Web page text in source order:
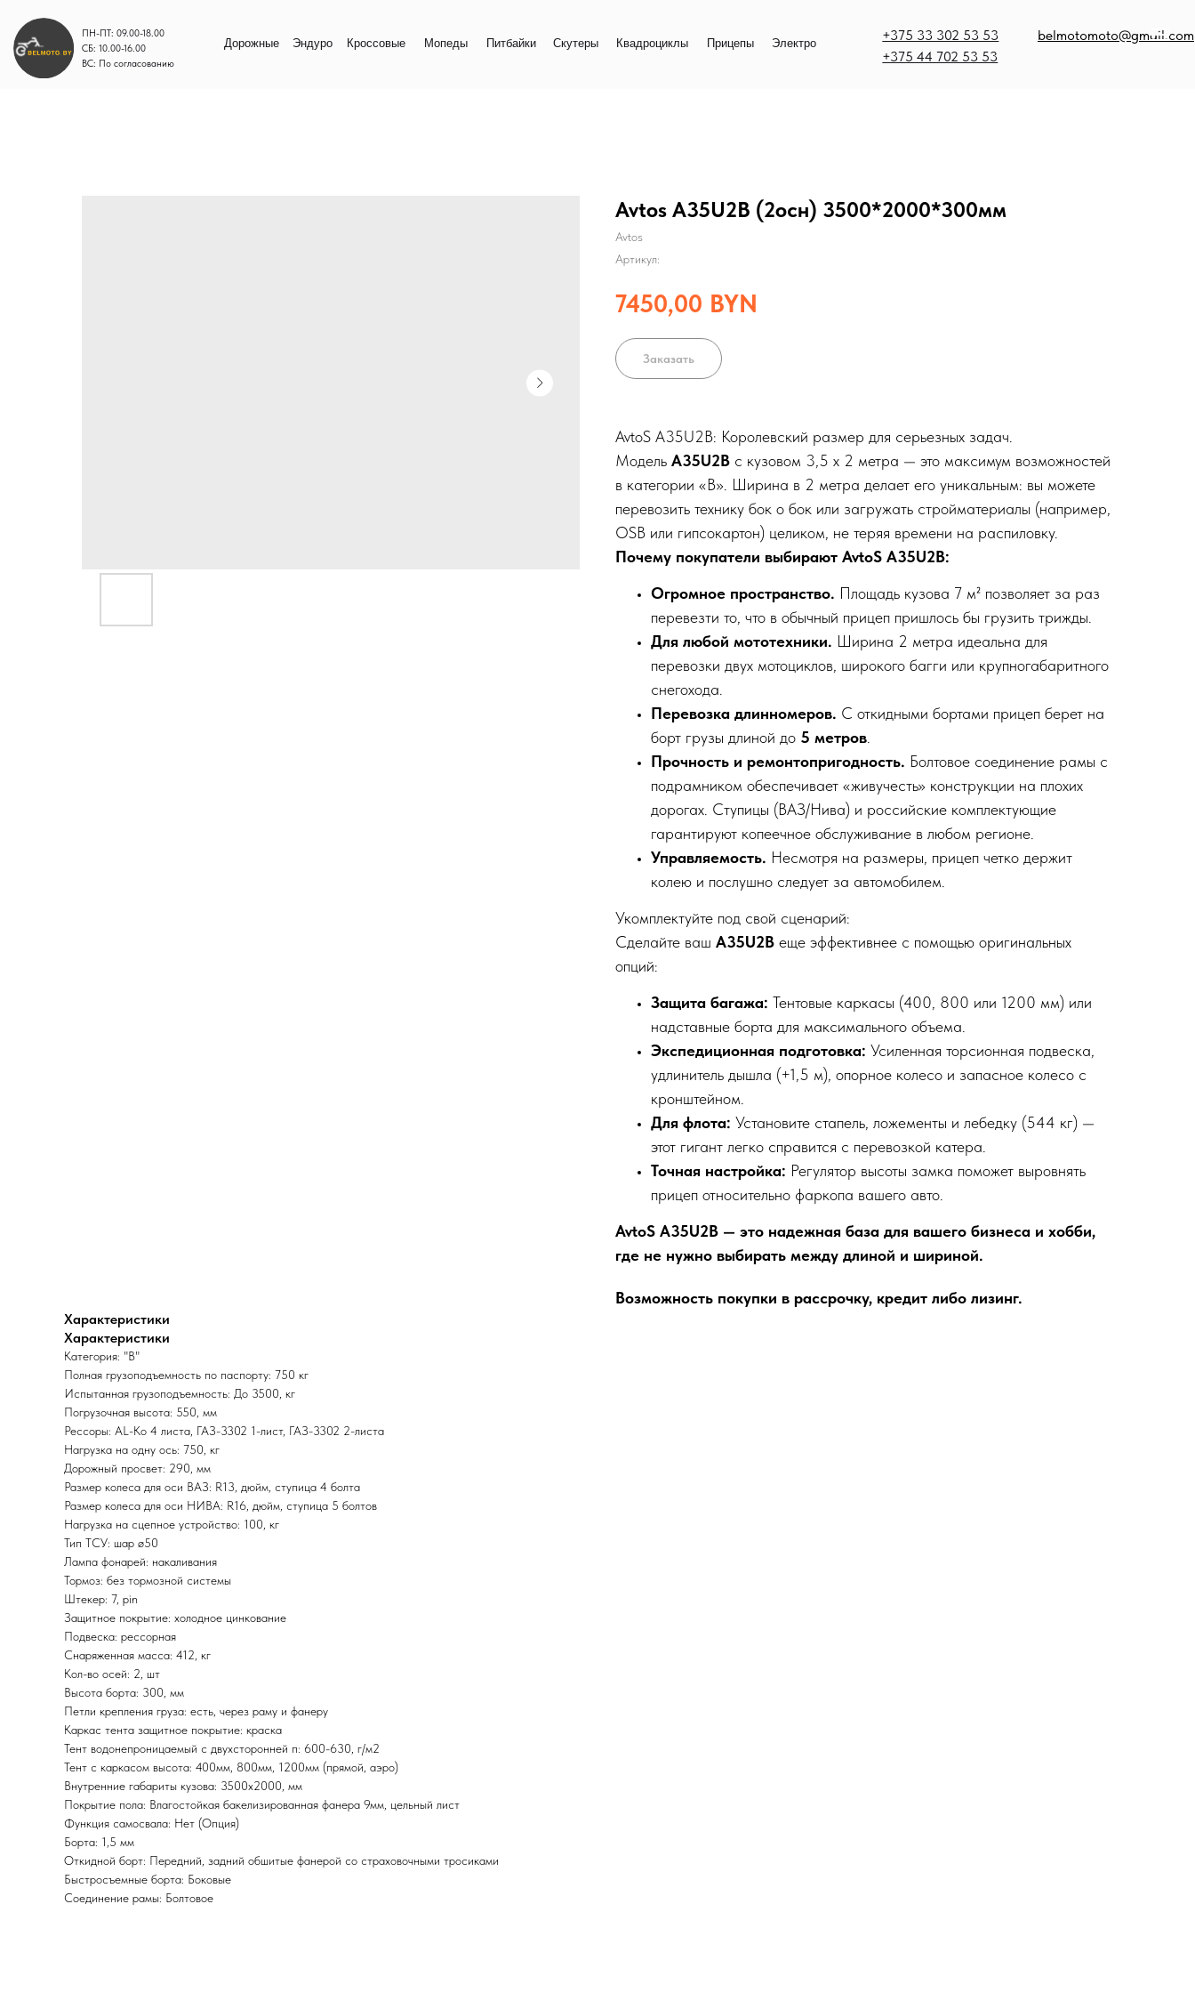
belmotomoto@gmail.com
+375 33 302 53 53
+375 44 702 53 53
ПН-ПТ: 09.00-18.00
СБ: 10.00-16.00
ВС: По согласованию
Дорожные Эндуро Кроссовые Мопеды Электро
Прицепы
Квадроциклы
Скутеры
Питбайки
Avtos A35U2B (2осн) 3500*2000*300мм
Avtos
Артикул:
7450,00 BYN
Заказать
AvtoS A35U2B: Королевский размер для серьезных задач.
Модель A35U2B с кузовом 3,5 х 2 метра — это максимум возможностей
в категории «B». Ширина в 2 метра делает его уникальным: вы можете
перевозить технику бок о бок или загружать стройматериалы (например,
OSB или гипсокартон) целиком, не теряя времени на распиловку.
Почему покупатели выбирают AvtoS A35U2B:
Огромное пространство. Площадь кузова 7 м² позволяет за раз
перевезти то, что в обычный прицеп пришлось бы грузить трижды.
Для любой мототехники. Ширина 2 метра идеальна для
перевозки двух мотоциклов, широкого багги или крупногабаритного
снегохода.
Перевозка длинномеров. С откидными бортами прицеп берет на
борт грузы длиной до 5 метров.
Прочность и ремонтопригодность. Болтовое соединение рамы с
подрамником обеспечивает «живучесть» конструкции на плохих
дорогах. Ступицы (ВАЗ/Нива) и российские комплектующие
гарантируют копеечное обслуживание в любом регионе.
Управляемость. Несмотря на размеры, прицеп четко держит
колею и послушно следует за автомобилем.
Укомплектуйте под свой сценарий:
Сделайте ваш A35U2B еще эффективнее с помощью оригинальных
опций:
Защита багажа: Тентовые каркасы (400, 800 или 1200 мм) или
надставные борта для максимального объема.
Экспедиционная подготовка: Усиленная торсионная подвеска,
удлинитель дышла (+1,5 м), опорное колесо и запасное колесо с
кронштейном.
Для флота: Установите стапель, ложементы и лебедку (544 кг) —
этот гигант легко справится с перевозкой катера.
Точная настройка: Регулятор высоты замка поможет выровнять
прицеп относительно фаркопа вашего авто.
AvtoS A35U2B — это надежная база для вашего бизнеса и хобби,
где не нужно выбирать между длиной и шириной.
Возможность покупки в рассрочку, кредит либо лизинг.
Характеристики
Характеристики
Категория: "В"
Полная грузоподъемность по паспорту: 750 кг
Испытанная грузоподъемность: До 3500, кг
Погрузочная высота: 550, мм
Рессоры: AL-Ko 4 листа, ГАЗ-3302 1-лист, ГАЗ-3302 2-листа
Нагрузка на одну ось: 750, кг
Дорожный просвет: 290, мм
Размер колеса для оси ВАЗ: R13, дюйм, ступица 4 болта
Размер колеса для оси НИВА: R16, дюйм, ступица 5 болтов
Нагрузка на сцепное устройство: 100, кг
Тип ТСУ: шар ø50
Лампа фонарей: накаливания
Тормоз: без тормозной системы
Штекер: 7, pin
Защитное покрытие: холодное цинкование
Подвеска: рессорная
Снаряженная масса: 412, кг
Кол-во осей: 2, шт
Высота борта: 300, мм
Петли крепления груза: есть, через раму и фанеру
Каркас тента защитное покрытие: краска
Тент водонепроницаемый с двухсторонней п: 600-630, г/м2
Тент с каркасом высота: 400мм, 800мм, 1200мм (прямой, аэро)
Внутренние габариты кузова: 3500х2000, мм
Покрытие пола: Влагостойкая бакелизированная фанера 9мм, цельный лист
Функция самосвала: Нет (Опция)
Борта: 1,5 мм
Откидной борт: Передний, задний обшитые фанерой со страховочными тросиками
Быстросъемные борта: Боковые
Соединение рамы: Болтовое